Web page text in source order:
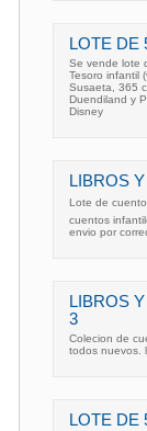
LOTE DE
Se vende lote
Tesoro infantil
Susaeta, 365
Duendiland y
Disney
LIBROS
Lote de
cuentos
envio por
LIBROS
3
Colecion de
todos nuevos.
LOTE DE